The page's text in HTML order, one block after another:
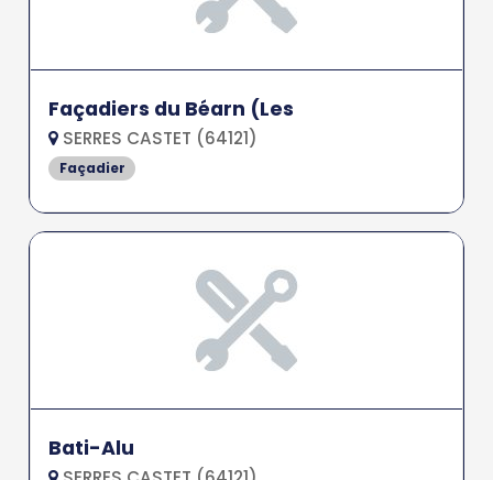
Façadiers du Béarn (Les
SERRES CASTET (64121)
Façadier
Bati-Alu